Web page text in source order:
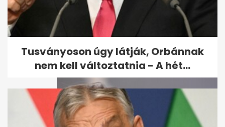
Kiderült, mikor állhat fel a
Vagyonvisszaszerzési Hivatal
- A hét...
Tusványoson úgy látják, Orbánnak
nem kell változtatnia - A hét...